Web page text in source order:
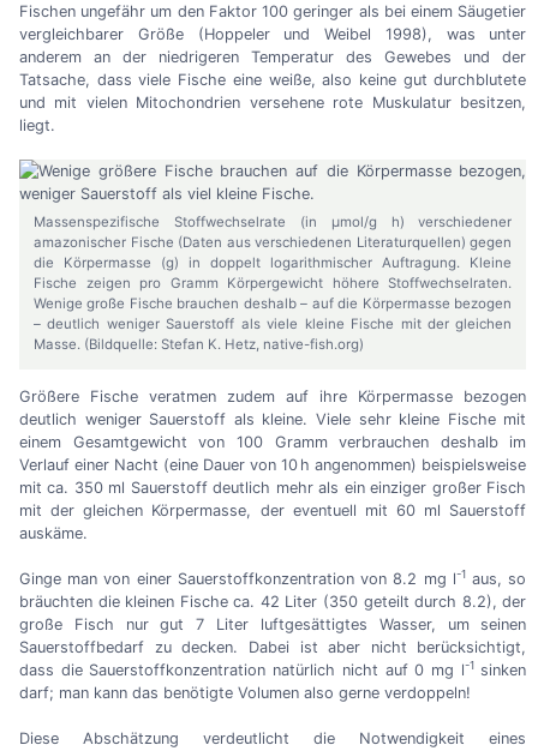
Fischen ungefähr um den Faktor 100 geringer als bei einem Säugetier
vergleichbarer Größe (Hoppeler und Weibel 1998), was unter
anderem an der niedrigeren Temperatur des Gewebes und der
Tatsache, dass viele Fische eine weiße, also keine gut durchblutete
und mit vielen Mitochondrien versehene rote Muskulatur besitzen,
liegt.
Massenspezifische Stoffwechselrate (in µmol/g h) verschiedener
amazonischer Fische (Daten aus verschiedenen Literaturquellen) gegen
die Körpermasse (g) in doppelt logarithmischer Auftragung. Kleine
Fische zeigen pro Gramm Körpergewicht höhere Stoffwechselraten.
Wenige große Fische brauchen deshalb – auf die Körpermasse bezogen
– deutlich weniger Sauerstoff als viele kleine Fische mit der gleichen
Masse. (Bildquelle: Stefan K. Hetz, native-fish.org)
Größere Fische veratmen zudem auf ihre Körpermasse bezogen
deutlich weniger Sauerstoff als kleine. Viele sehr kleine Fische mit
einem Gesamtgewicht von 100 Gramm verbrauchen deshalb im
Verlauf einer Nacht (eine Dauer von 10 h angenommen) beispielsweise
mit ca. 350 ml Sauerstoff deutlich mehr als ein einziger großer Fisch
mit der gleichen Körpermasse, der eventuell mit 60 ml Sauerstoff
auskäme.
Ginge man von einer Sauerstoffkonzentration von 8.2 mg l-1aus, so
bräuchten die kleinen Fische ca. 42 Liter (350 geteilt durch 8.2), der
große Fisch nur gut 7 Liter luftgesättigtes Wasser, um seinen
Sauerstoffbedarf zu decken. Dabei ist aber nicht berücksichtigt,
dass die Sauerstoffkonzentration natürlich nicht auf 0 mg l-1sinken
darf; man kann das benötigte Volumen also gerne verdoppeln!
Diese Abschätzung verdeutlicht die Notwendigkeit eines